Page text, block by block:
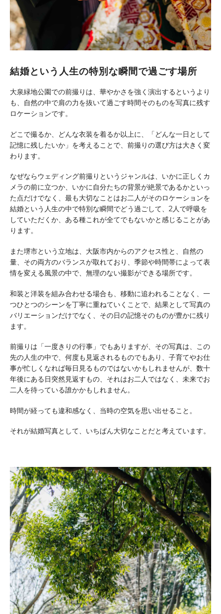
結婚という人生の特別な瞬間で過ごす場所
大泉緑地公園での前撮りは、華やかさを強く演出するというより
も、自然の中で肩の力を抜いて過ごす時間そのものを写真に残す
ロケーションです。
どこで撮るか、どんな衣装を着るか以上に、「どんな一日として
記憶に残したいか」を考えることで、前撮りの選び方は大きく変
わります。
なぜならウェディング前撮りというジャンルは、いかに正しくカ
メラの前に立つか、いかに自分たちの背景が絶景であるかといっ
た点だけでなく、最も大切なことはお二人がそのロケーションを
結婚という人生の中で特別な瞬間でどう過ごして、2人で呼吸を
していただくか、ある種これが全てでもないかと感じることがあ
ります。
また堺市という立地は、大阪市内からのアクセス性と、自然の
量、その両方のバランスが取れており、季節や時間帯によって表
情を変える風景の中で、無理のない撮影ができる場所です。
和装と洋装を組み合わせる場合も、移動に追われることなく、一
つひとつのシーンを丁寧に重ねていくことで、結果として写真の
バリエーションだけでなく、その日の記憶そのものが豊かに残り
ます。
前撮りは「一度きりの行事」でもありますが、その写真は、この
先の人生の中で、何度も見返されるものでもあり、子育てやお仕
事が忙しくなれば毎日見るものではないかもしれませんが、数十
年後にある日突然見返すもの、それはお二人ではなく、未来でお
二人を待っている誰かかもしれません。
時間が経っても違和感なく、当時の空気を思い出せること。
それが結婚写真として、いちばん大切なことだと考えています。